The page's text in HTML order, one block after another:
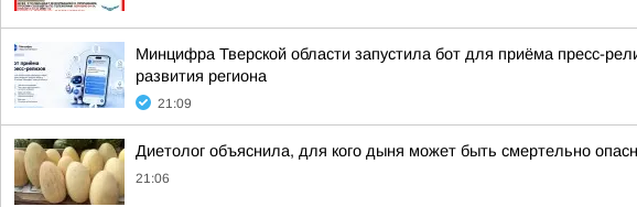
Минцифра Тверской области запустила бот для приёма пресс-
развития региона
21:09
Диетолог объяснила, для кого дыня может быть смертельно
21:06